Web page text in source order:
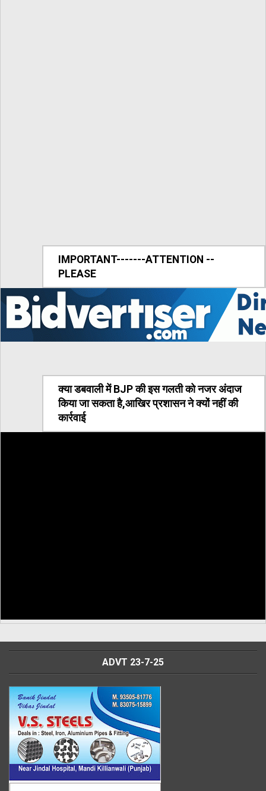
IMPORTANT-------ATTENTION --
PLEASE
क्या डबवाली में BJP की इस गलती को नजर अंदाज
किया जा सकता है,आखिर प्रशासन ने क्यों नहीं की
कार्रवाई
ADVT 23-7-25